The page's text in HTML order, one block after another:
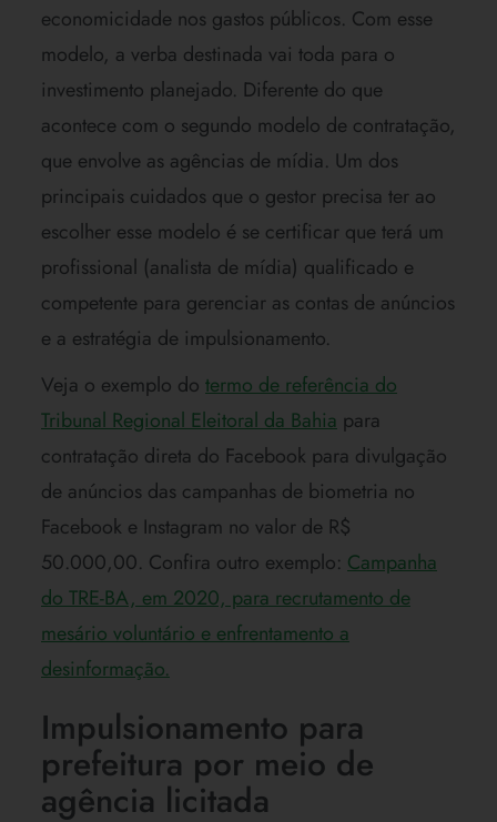
economicidade nos gastos públicos. Com esse
modelo, a verba destinada vai toda para o
investimento planejado. Diferente do que
acontece com o segundo modelo de contratação,
que envolve as agências de mídia. Um dos
principais cuidados que o gestor precisa ter ao
escolher esse modelo é se certificar que terá um
profissional (analista de mídia) qualificado e
competente para gerenciar as contas de anúncios
e a estratégia de impulsionamento.
Veja o exemplo do termo de referência do
Tribunal Regional Eleitoral da Bahia para
contratação direta do Facebook para divulgação
de anúncios das campanhas de biometria no
Facebook e Instagram no valor de R$
50.000,00. Confira outro exemplo: Campanha
do TRE-BA, em 2020, para recrutamento de
mesário voluntário e enfrentamento a
desinformação.
Impulsionamento para
prefeitura por meio de
agência licitada